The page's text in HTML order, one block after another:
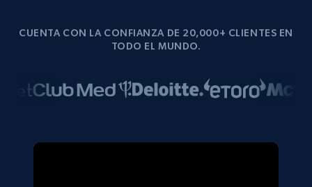
CUENTA CON LA CONFIANZA DE 20,000+ CLIENTES EN
TODO EL MUNDO.